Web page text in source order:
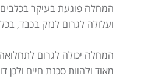
המחלה פוגעת בעיקר בכלבים
ועלולה לגרום לנזק בכבד,
המחלה יכולה לגרום
מאוד ולהוות סכנת חיים ולכן